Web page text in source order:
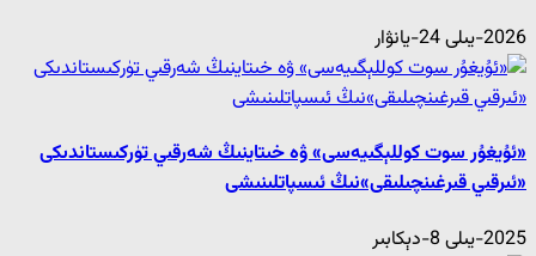
2026-يىلى 24-يانۋار
«ئۇيغۇر سوت كوللېگىيەسى» ۋە خىتاينىڭ شەرقىي تۈركىستاندىكى
«ئىرقىي قىرغىنچىلىقى»نىڭ ئىسپاتلىنىشى
2025-يىلى 8-دېكابىر